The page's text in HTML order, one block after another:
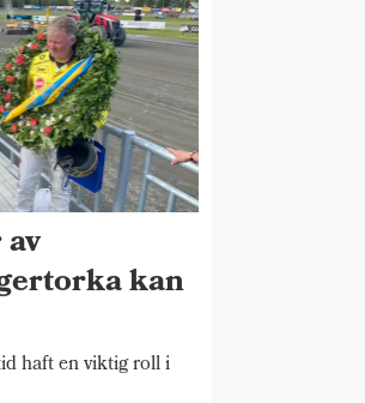
kan
haft en viktig roll i